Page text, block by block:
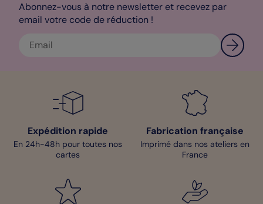
Abonnez-vous à notre newsletter et recevez par
email votre code de réduction !
Expédition rapide
En 24h-48h pour toutes nos
cartes
Fabrication française
Imprimé dans nos ateliers en
France